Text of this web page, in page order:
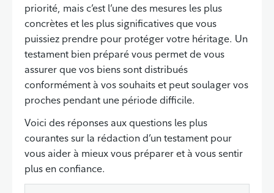
priorité, mais c’est l’une des mesures les plus
concrètes et les plus significatives que vous
puissiez prendre pour protéger votre héritage. Un
testament bien préparé vous permet de vous
assurer que vos biens sont distribués
conformément à vos souhaits et peut soulager vos
proches pendant une période difficile.
Voici des réponses aux questions les plus
courantes sur la rédaction d’un testament pour
vous aider à mieux vous préparer et à vous sentir
plus en confiance.